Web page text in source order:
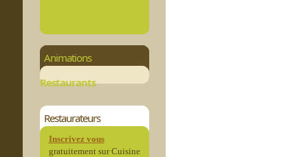
Animations
Restaurants
Restaurateurs
Inscrivez vous
gratuitement sur Cuisine